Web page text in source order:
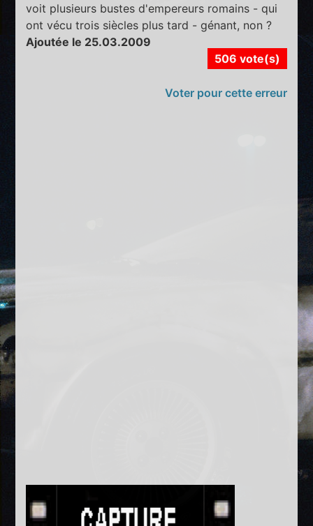
voit plusieurs bustes d'empereurs romains - qui
ont vécu trois siècles plus tard - génant, non ?
Ajoutée le 25.03.2009
506 vote(s)
Voter pour cette erreur